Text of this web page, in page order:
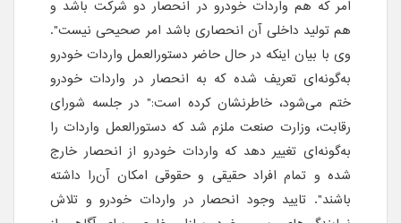
امر که هم واردات خودرو در انحصار دو شرکت باشد و
هم تولید داخلی آن انحصاری باشد امر صحیحی نیست".
وی با بیان اینکه در حال حاضر دستورالعمل واردات خودرو
به‌گونه‌ای تعریف شده که به انحصار در واردات خودرو
ختم می‌شود، خاطرنشان کرده است:" در جلسه شورای
رقابت، وزارت صنعت ملزم شد که دستورالعمل واردات را
به‌گونه‌ای تغییر دهد که واردات خودرو از انحصار خارج
شده و تمام افراد حقیقی و حقوقی امکان آن‌را داشته
باشند". تایید وجود انحصار در واردات خودرو و تلاش